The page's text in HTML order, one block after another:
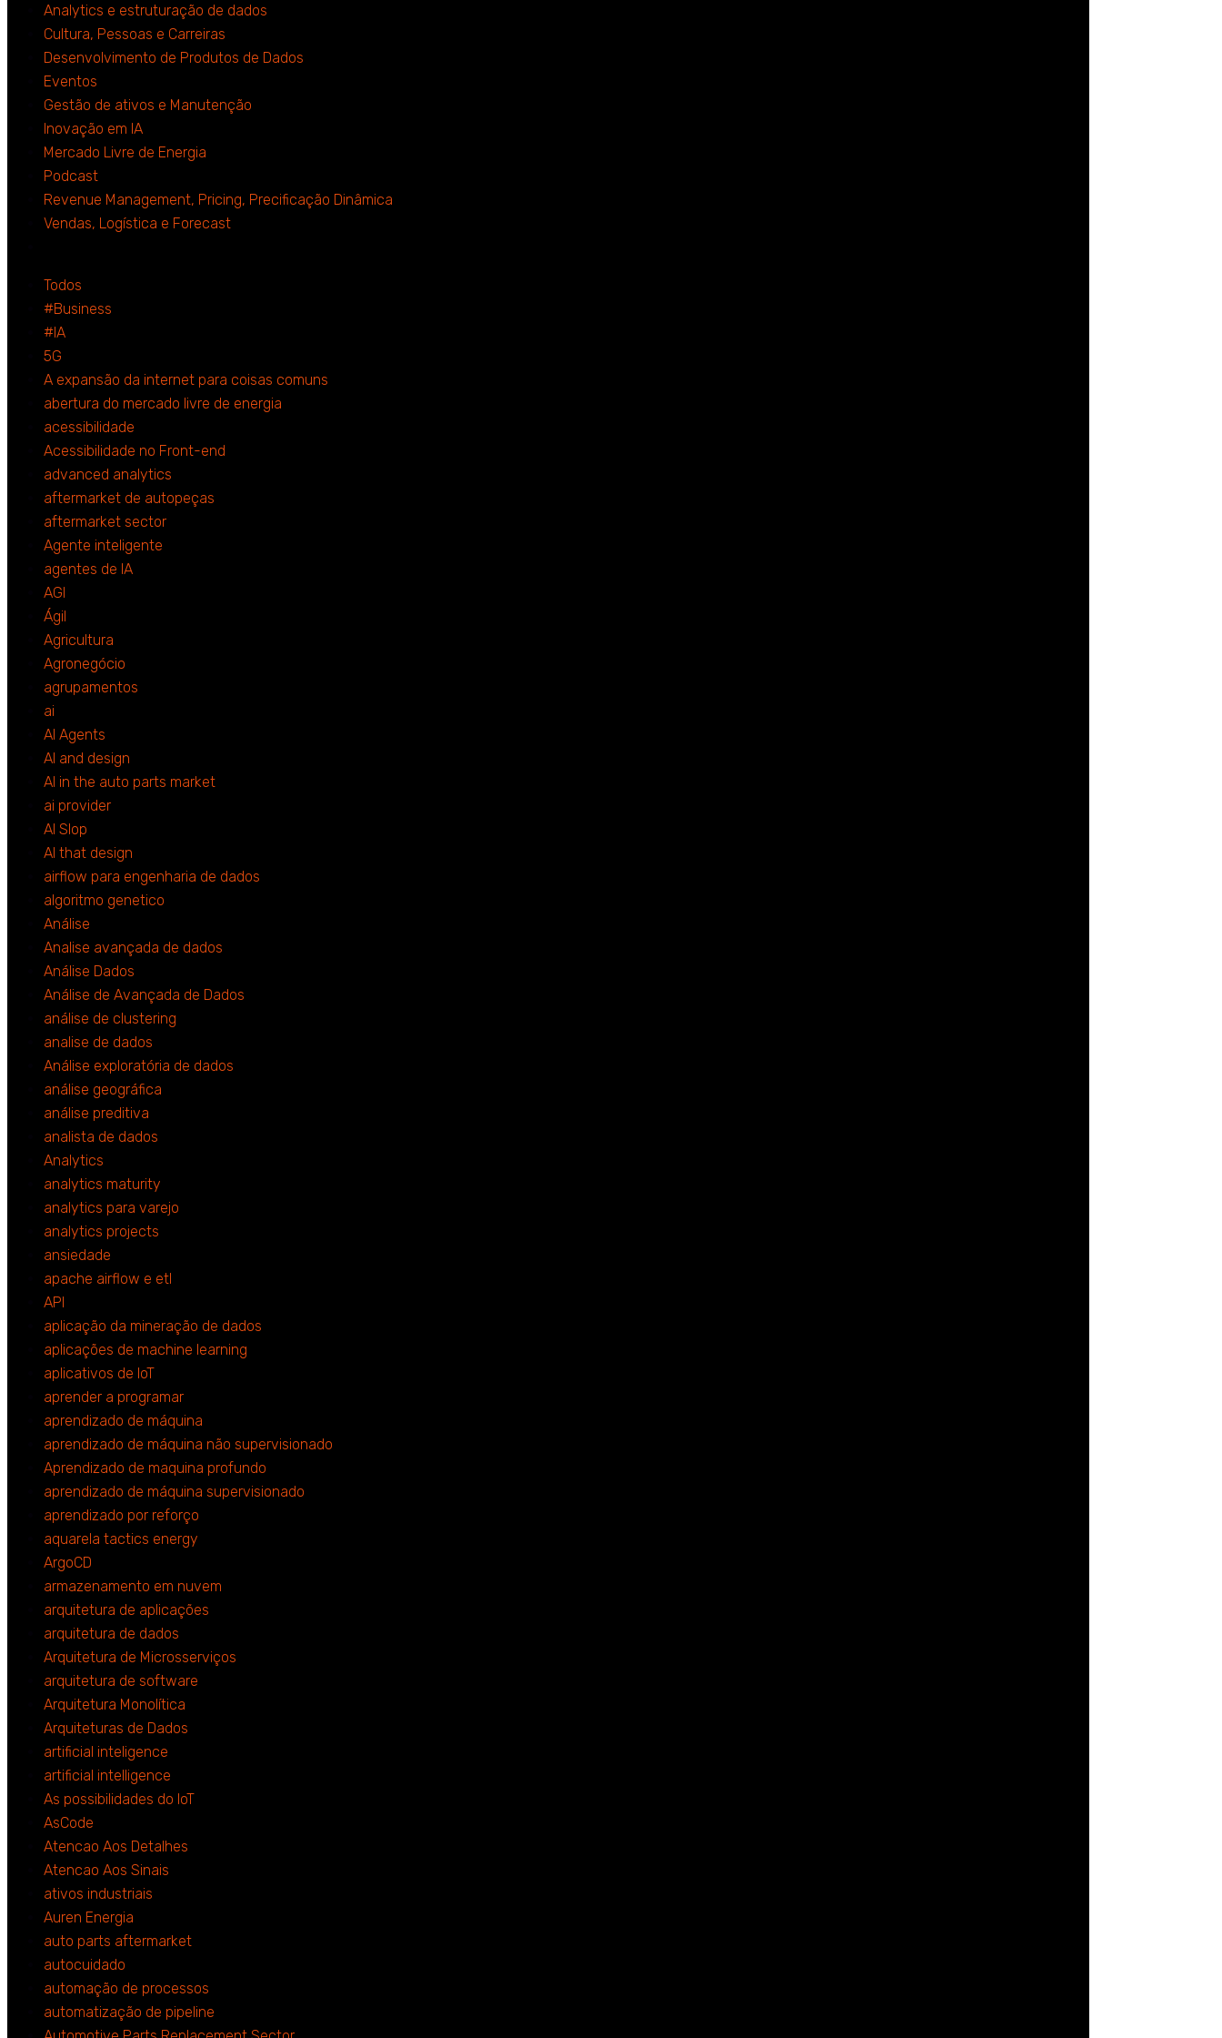
Analytics e estruturação de dados
Cultura, Pessoas e Carreiras
Desenvolvimento de Produtos de Dados
Eventos
Gestão de ativos e Manutenção
Inovação em IA
Mercado Livre de Energia
Podcast
Revenue Management, Pricing, Precificação Dinâmica
Vendas, Logística e Forecast
Todos
#Business
#IA
5G
A expansão da internet para coisas comuns
abertura do mercado livre de energia
acessibilidade
Acessibilidade no Front-end
advanced analytics
aftermarket de autopeças
aftermarket sector
Agente inteligente
agentes de IA
AGI
Ágil
Agricultura
Agronegócio
agrupamentos
ai
AI Agents
AI and design
AI in the auto parts market
ai provider
AI Slop
AI that design
airflow para engenharia de dados
algoritmo genetico
Análise
Analise avançada de dados
Análise Dados
Análise de Avançada de Dados
análise de clustering
analise de dados
Análise exploratória de dados
análise geográfica
análise preditiva
analista de dados
Analytics
analytics maturity
analytics para varejo
analytics projects
ansiedade
apache airflow e etl
API
aplicação da mineração de dados
aplicações de machine learning
aplicativos de IoT
aprender a programar
aprendizado de máquina
aprendizado de máquina não supervisionado
Aprendizado de maquina profundo
aprendizado de máquina supervisionado
aprendizado por reforço
aquarela tactics energy
ArgoCD
armazenamento em nuvem
arquitetura de aplicações
arquitetura de dados
Arquitetura de Microsserviços
arquitetura de software
Arquitetura Monolítica
Arquiteturas de Dados
artificial inteligence
artificial intelligence
As possibilidades do IoT
AsCode
Atencao Aos Detalhes
Atencao Aos Sinais
ativos industriais
Auren Energia
auto parts aftermarket
autocuidado
automação de processos
automatização de pipeline